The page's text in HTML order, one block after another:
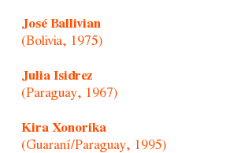
José Ballivian
(Bolivia, 1975)
Julia Isidrez
(Paraguay, 1967)
Kira Xonorika
(Guaraní/Paraguay, 1995)